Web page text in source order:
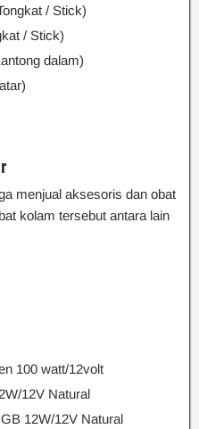
/ Stick)
/ Stick)
dalam)
menjual aksesoris dan obat
kolam tersebut antara lain
100 watt/12volt
12V Natural
12W/12V Natural